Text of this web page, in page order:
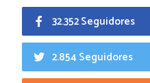
32.352 Seguidores
2.854 Seguidores